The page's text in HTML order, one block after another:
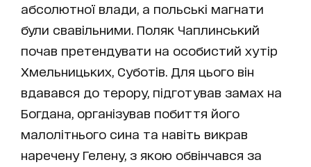
абсолютної влади, а польські магнати
були свавільними. Поляк Чаплинський
почав претендувати на особистий хутір
Хмельницьких, Суботів. Для цього він
вдавався до терору, підготував замах на
Богдана, організував побиття його
малолітнього сина та навіть викрав
наречену Гелену, з якою обвінчався за